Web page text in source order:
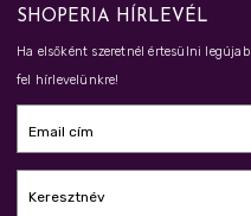
SHOPERIA HÍRLEVÉL
Ha elsőként szeretnél értesülni
fel hírlevelünkre!
Email cím
Keresztnév